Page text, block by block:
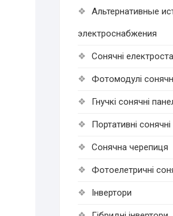
Альтернативные
электроснабжения
Cонячні
Фотомодулі
Гнучкі cонячні
Портативні сонячні
Сонячна черепиця
Фотоелетричні
Інвертори